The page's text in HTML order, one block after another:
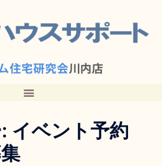
イベント予約